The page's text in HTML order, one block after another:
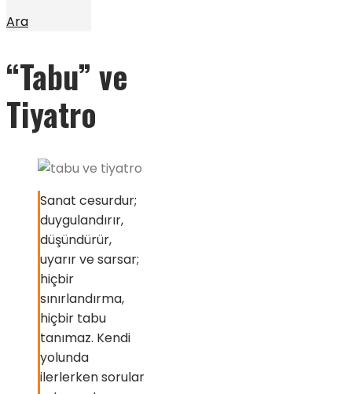
Ara
“Tabu” ve
Tiyatro
Sanat cesurdur;
duygulandırır,
düşündürür,
uyarır ve sarsar;
hiçbir
sınırlandırma,
hiçbir tabu
tanımaz. Kendi
yolunda
ilerlerken sorular